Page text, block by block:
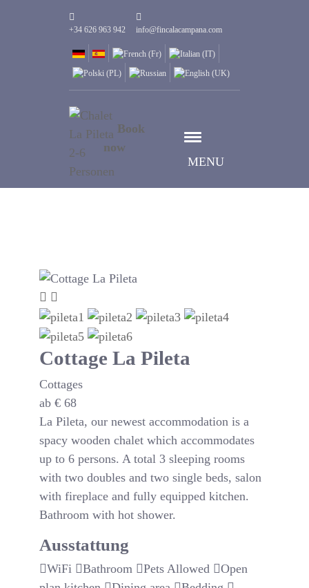
+34 626 963 942 info@fincalacampana.com
MENU
Book
now
Cottage La Pileta
Cottages
ab € 68
La Pileta, our newest accommodation is a
spacy wooden chalet which accommodates
up to 6 persons. A total 3 sleeping rooms
with two doubles and two single beds, salon
with fireplace and fully equipped kitchen.
Bathroom with hot shower.
Ausstattung
WiFi Bathroom Pets Allowed
Open